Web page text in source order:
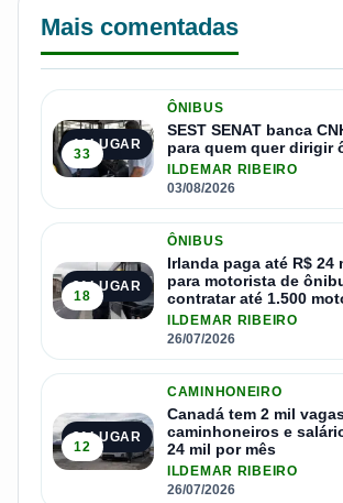
Mais comentadas
1º LUGAR
33
ÔNIBUS
SEST SENAT banca
para quem quer dirigir
ILDEMAR RIBEIRO
03/08/2026
2º LUGAR
18
ÔNIBUS
Irlanda paga até R$ 24
para motorista de
contratar até 1.500
ILDEMAR RIBEIRO
26/07/2026
3º LUGAR
12
CAMINHONEIRO
Canadá tem 2 mil
caminhoneiros e
24 mil por mês
ILDEMAR RIBEIRO
26/07/2026